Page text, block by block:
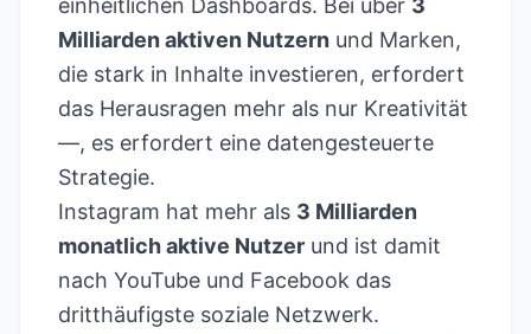
einheitlichen Dashboards. Bei über 3
Milliarden aktiven Nutzern und Marken,
die stark in Inhalte investieren, erfordert
das Herausragen mehr als nur Kreativität
—, es erfordert eine datengesteuerte
Strategie.
Instagram hat mehr als 3 Milliarden
monatlich aktive Nutzer und ist damit
nach YouTube und Facebook das
dritthäufigste soziale Netzwerk.